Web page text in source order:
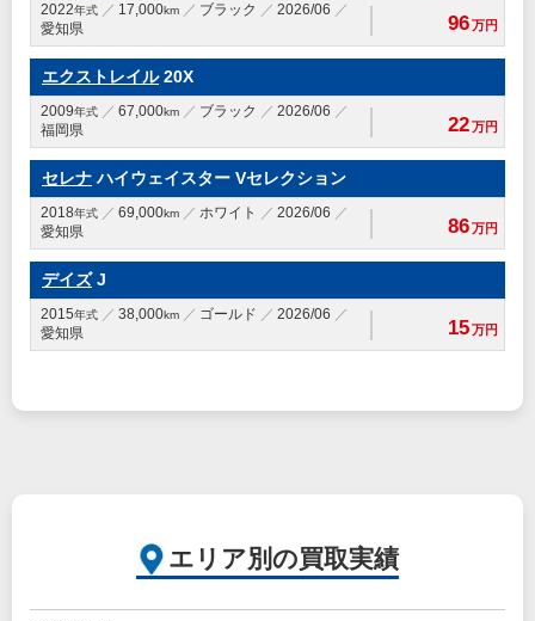
2022年式 17,000km ブラック
2026/06
愛知県
96万円
エクストレイル20X
2009年式 67,000km ブラック
2026/06
福岡県
22万円
セレナハイウェイスター Vセレクション
2018年式 69,000km ホワイト
2026/06
愛知県
86万円
デイズJ
2015年式 38,000km ゴールド
2026/06
愛知県
15万円
エリア別の買取実績